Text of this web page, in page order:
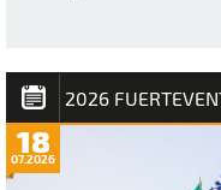
2026
18
07.2026